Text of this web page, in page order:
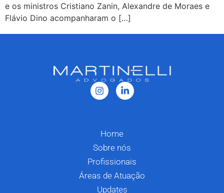
e os ministros Cristiano Zanin, Alexandre de Moraes e
Flávio Dino acompanharam o […]
Home
Sobre nós
Profissionais
Áreas de Atuação
Updates